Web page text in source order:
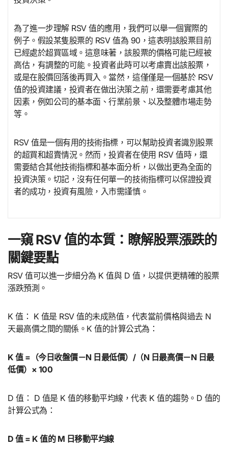
為了進一步理解 RSV 值的應用，我們可以舉一個實際的
例子。假設某隻股票的 RSV 值為 90，這表明該股票目前
已經處於超買區域。這意味著，該股票的價格可能已經被
高估，有調整的可能。投資者此時可以考慮賣出該股票，
或是在股價回落後再買入。當然，這僅僅是一個基於 RSV
值的投資建議，投資者在做出決策之前，還需要考慮其他
因素，例如公司的基本面、行業前景、以及整體市場走勢
等。
RSV 值是一個有用的技術指標，可以幫助投資者識別股票
的超買和超賣情況。然而，投資者在使用 RSV 值時，還
需要結合其他技術指標和基本面分析，以做出更為全面的
投資決策。切記，沒有任何單一的技術指標可以保證投資
者的成功，投資有風險，入市需謹慎。
一窺 RSV 值的本質：瞭解股票漲跌的
關鍵要點
RSV 值可以進一步細分為 K 值與 D 值，以提供更精確的股票
漲跌預測。
K 值： K 值是 RSV 值的未成熟值，代表當前價格與過去 N
天最高價之間的關係。K 值的計算公式為：
K 值 =（今日收盤價－N 日最低價）/（N 日最高價－N 日最
低價）× 100
D 值： D 值是 K 值的移動平均線，代表 K 值的趨勢。D 值的
計算公式為：
D 值 = K 值的 M 日移動平均線